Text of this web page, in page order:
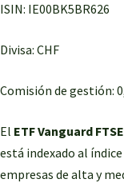
ISIN: IE00BK5BR626
Divisa: CHF
Comisión de gestión:
El ETF Vanguard
está indexado al
empresas de alta y